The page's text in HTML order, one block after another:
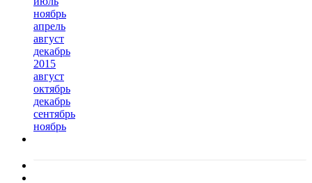
ноябрь
апрель
август
декабрь
2015
август
октябрь
декабрь
сентябрь
ноябрь